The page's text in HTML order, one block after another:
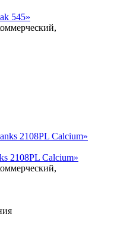
545»
2108PL Calcium»